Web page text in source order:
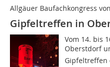
Allgäuer Baufachkongress
Gipfeltreffen in
Vom 14. bis
Oberstdorf
Gipfeltreffen